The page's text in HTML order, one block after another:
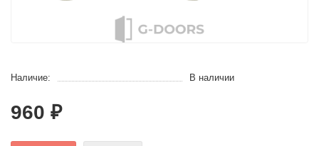
Наличие: В наличии
960 ₽